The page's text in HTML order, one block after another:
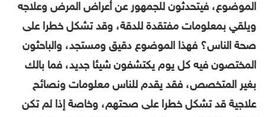
الموضوع، فيتحدثون للجمهور عن أعراض المرض وعلاجه
ويلقي بمعلومات مفتقدة للدقة، وقد تشكل خطرا على
صحة الناس؟ فهذا الموضوع دقيق ومستجد، والباحثون
المختصون فيه كل يوم يكتشفون شيئا جديد، فما بالك
بغير المتخصص، فقد يقدم للناس معلومات ونصائح
علاجية قد تشكل خطرا على صحتهم، وخاصة إذا لم تكن